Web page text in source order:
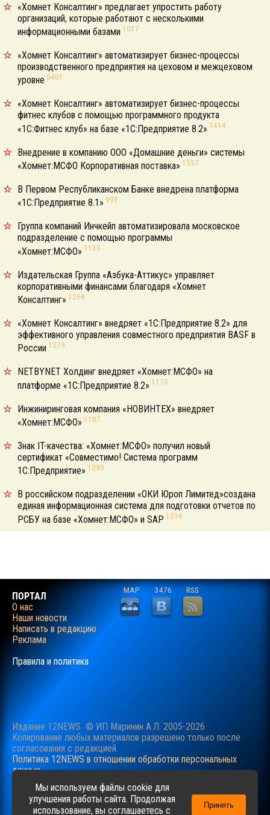
«Хомнет Консалтинг» предлагает упростить работу
организаций, которые работают с несколькими
информационными базами 1037
«Хомнет Консалтинг» автоматизирует бизнес-процессы
производственного предприятия на цеховом и межцеховом
уровне 5401
«Хомнет Консалтинг» автоматизирует бизнес-процессы
фитнес клубов с помощью программного продукта
«1С:Фитнес клуб» на базе «1С:Предприятие 8.2» 1414
Внедрение в компанию ООО «Домашние деньги» системы
«Хомнет:МСФО Корпоративная поставка» 1557
В Первом Республиканском Банке внедрена платформа
«1С:Предприятие 8.1» 993
Группа компаний Инчкейп автоматизировала московское
подразделение с помощью программы
«Хомнет:МСФО» 1133
Издательская Группа «Азбука-Аттикус» управляет
корпоративными финансами благодаря «Хомнет
Консалтинг» 1268
«Хомнет Консалтинг» внедряет «1С:Предприятие 8.2» для
эффективного управления совместного предприятия BASF в
России 1279
NETBYNET Холдинг внедряет «Хомнет:МСФО» на
платформе «1С:Предприятие 8.2» 1170
Инжиниринговая компания «НОВИНТЕХ» внедряет
«Хомнет:МСФО» 1107
Знак IT-качества: «Хомнет:МСФО» получил новый
сертификат «Совместимо! Система программ
1С:Предприятие» 1290
В российском подразделении «ОКИ Юроп Лимитед»создана
единая информационная система для подготовки отчетов по
РСБУ на базе «Хомнет:МСФО» и SAP 1216
ПОРТАЛ
О нас
Наши новости
Написать в редакцию
Реклама
Правила и политика
MAP 3476 RSS
Издание 12NEWS © ИП Маринин А.Л. 2005-2026
Копирование любых материалов разрешено только после
согласования c редакцией.
Политика 12NEWS в отношении обработки персональных
данных
Наш сайт использует файлы cookie для учучшения
пользовательского опыта. Продолжая просматривать сайт,
вы соглашаетесь с нашейПолитикойв отношении файлов
Мы используем файлы cookie для
улучшения работы сайта. Продолжая
использование, вы соглашаетесь с
Принять